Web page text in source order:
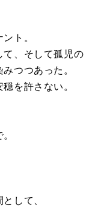
ト。
て、そして孤児の
つつあった。
を許さない。
して、